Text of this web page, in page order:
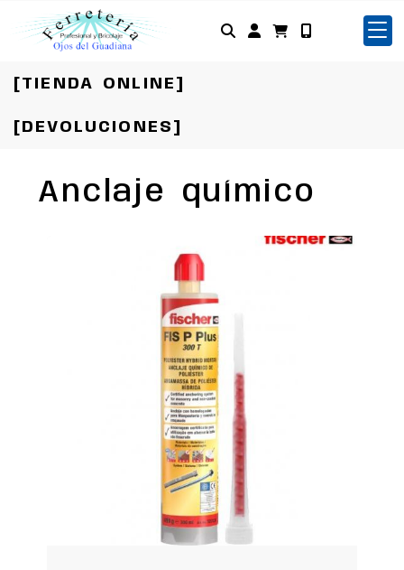
Identifícate
[TIENDA ONLINE]
[DEVOLUCIONES]
Anclaje químico